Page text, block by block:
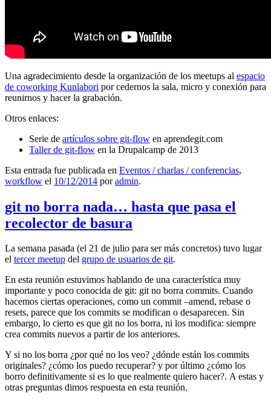
Una agradecimiento desde la organización de los meetups al espacio
de coworking Kunlabori por cedernos la sala, micro y conexión para
reunirnos y hacer la grabación.
Otros enlaces:
Serie de artículos sobre git-flow en aprendegit.com
Taller de git-flow en la Drupalcamp de 2013
Esta entrada fue publicada en Eventos / charlas / conferencias,
workflow el 10/12/2014 poradmin.
git no borra nada… hasta que pasa el
recolector de basura
La semana pasada (el 21 de julio para ser más concretos) tuvo lugar
el tercer meetup del grupo de usuarios de git.
En esta reunión estuvimos hablando de una característica muy
importante y poco conocida de git: git no borra commits. Cuando
hacemos ciertas operaciones, como un commit –amend, rebase o
resets, parece que los commits se modifican o desaparecen. Sin
embargo, lo cierto es que git no los borra, ni los modifica: siempre
crea commits nuevos a partir de los anteriores.
Y si no los borra ¿por qué no los veo? ¿dónde están los commits
originales? ¿cómo los puedo recuperar? y por último ¿cómo los
borro definitivamente si es lo que realmente quiero hacer?. A estas y
otras preguntas dimos respuesta en esta reunión.